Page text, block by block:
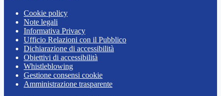
Cookie policy
Note legali
Informativa Privacy
Ufficio Relazioni con il Pubblico
Dichiarazione di accessibilità
Obiettivi di accessibilità
Whistleblowing
Gestione consensi cookie
Amministrazione trasparente